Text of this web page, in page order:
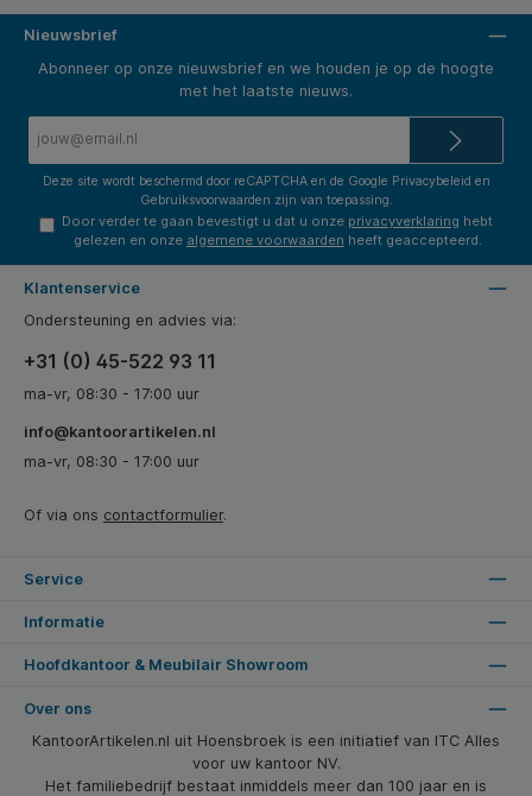
Nieuwsbrief
Abonneer op onze nieuwsbrief en we houden je op de hoogte
met het laatste nieuws.
Deze site wordt beschermd door reCAPTCHA en de Google Privacybeleid en
Gebruiksvoorwaarden zijn van toepassing.
Door verder te gaan bevestigt u dat u onze privacyverklaring hebt
gelezen en onze algemene voorwaarden heeft geaccepteerd.
Klantenservice
Ondersteuning en advies via:
+31 (0) 45-522 93 11
ma-vr, 08:30 - 17:00 uur
info@kantoorartikelen.nl
ma-vr, 08:30 - 17:00 uur
Of via ons contactformulier.
Service
Informatie
Hoofdkantoor & Meubilair Showroom
Over ons
KantoorArtikelen.nl uit Hoensbroek is een initiatief van ITC Alles
voor uw kantoor NV.
Het familiebedrijf bestaat inmiddels meer dan 100 jaar en is